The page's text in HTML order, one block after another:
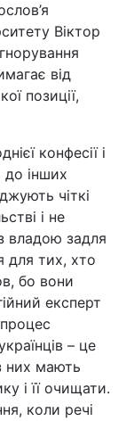
Віктор
від
позиції,
конфесії і
до інших
чіткі
і не
владою задля
для тих, хто
бо вони
експерт
– це
них мають
і її очищати.
коли речі